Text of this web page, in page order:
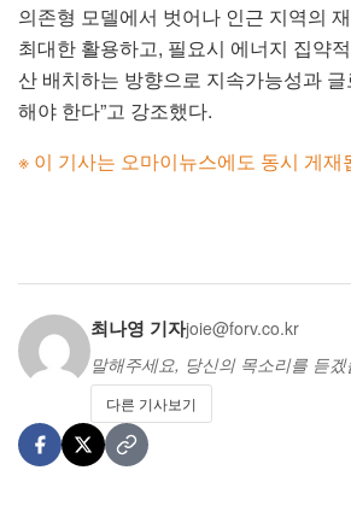
의존형 모델에서 벗어나 인근 지역의
최대한 활용하고, 필요시 에너지 집약
산 배치하는 방향으로 지속가능성과
해야 한다”고 강조했다.
※ 이 기사는 오마이뉴스에도 동시 게재
최나영 기자joie@forv.co.kr
말해주세요, 당신의 목소리를 듣
다른 기사보기